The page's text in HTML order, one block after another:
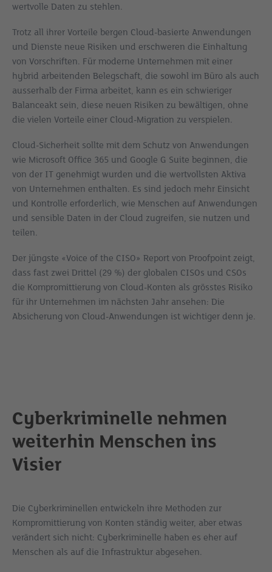
wertvolle Daten zu stehlen.
Trotz all ihrer Vorteile bergen Cloud-basierte Anwendungen
und Dienste neue Risiken und erschweren die Einhaltung
von Vorschriften. Für moderne Unternehmen mit einer
hybrid arbeitenden Belegschaft, die sowohl im Büro als auch
ausserhalb der Firma arbeitet, kann es ein schwieriger
Balanceakt sein, diese neuen Risiken zu bewältigen, ohne
die vielen Vorteile einer Cloud-Migration zu verspielen.
Cloud-Sicherheit sollte mit dem Schutz von Anwendungen
wie Microsoft Office 365 und Google G Suite beginnen, die
von der IT genehmigt wurden und die wertvollsten Aktiva
von Unternehmen enthalten. Es sind jedoch mehr Einsicht
und Kontrolle erforderlich, wie Menschen auf Anwendungen
und sensible Daten in der Cloud zugreifen, sie nutzen und
teilen.
Der jüngste «Voice of the CISO» Report von Proofpoint zeigt,
dass fast zwei Drittel (29 %) der globalen CISOs und CSOs
die Kompromittierung von Cloud-Konten als grösstes Risiko
für ihr Unternehmen im nächsten Jahr ansehen: Die
Absicherung von Cloud-Anwendungen ist wichtiger denn je.
Cyberkriminelle nehmen
weiterhin Menschen ins
Visier
Die Cyberkriminellen entwickeln ihre Methoden zur
Kompromittierung von Konten ständig weiter, aber etwas
verändert sich nicht: Cyberkriminelle haben es eher auf
Menschen als auf die Infrastruktur abgesehen.